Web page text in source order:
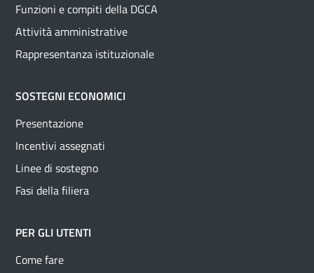
Funzioni e compiti della DGCA
Attività amministrative
Rappresentanza istituzionale
SOSTEGNI ECONOMICI
Presentazione
Incentivi assegnati
Linee di sostegno
Fasi della filiera
PER GLI UTENTI
Come fare